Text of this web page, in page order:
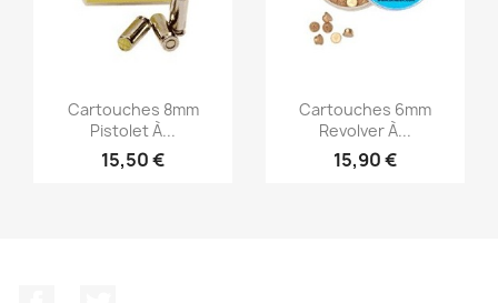
Aperçu rapide
Cartouches 8mm
Pistolet À...
15,50 €
Aperçu rapide
Cartouches 6mm
Revolver À...
15,90 €